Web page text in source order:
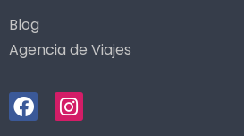
Blog
Agencia de Viajes